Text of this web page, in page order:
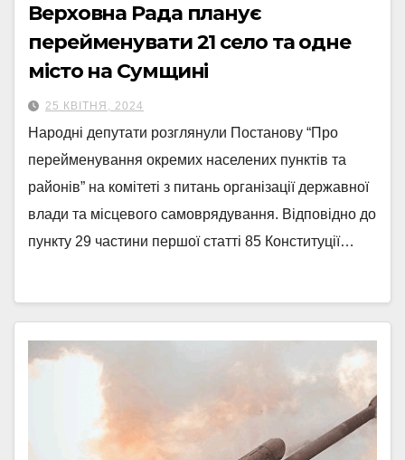
Верховна Рада планує
перейменувати 21 село та одне
місто на Сумщині
25 КВІТНЯ, 2024
Народні депутати розглянули Постанову “Про
перейменування окремих населених пунктів та
районів” на комітеті з питань організації державної
влади та місцевого самоврядування. Відповідно до
пункту 29 частини першої статті 85 Конституції…